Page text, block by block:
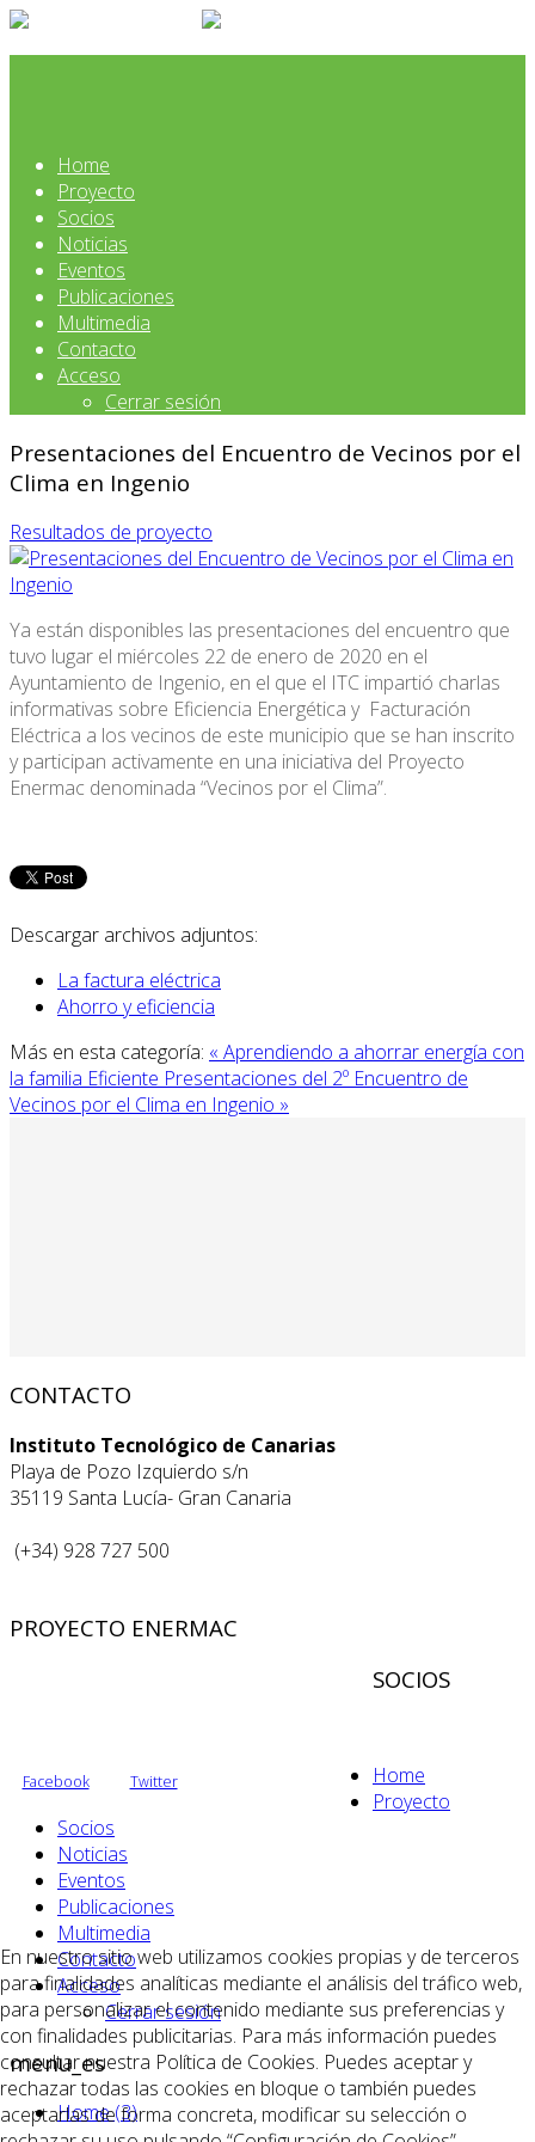
Home
Proyecto
Socios
Noticias
Eventos
Publicaciones
Multimedia
Contacto
Acceso
Cerrar sesión
Presentaciones del Encuentro de Vecinos por el
Clima en Ingenio
Resultados de proyecto
Ya están disponibles las presentaciones del encuentro que
tuvo lugar el miércoles 22 de enero de 2020 en el
Ayuntamiento de Ingenio, en el que el ITC impartió charlas
informativas sobre Eficiencia Energética y Facturación
Eléctrica a los vecinos de este municipio que se han inscrito
y participan activamente en una iniciativa del Proyecto
Enermac denominada “Vecinos por el Clima”.
Descargar archivos adjuntos:
La factura eléctrica
Ahorro y eficiencia
Más en esta categoría: « Aprendiendo a ahorrar energía con
la familia Eficiente Presentaciones del 2º Encuentro de
Vecinos por el Clima en Ingenio »
CONTACTO
Instituto Tecnológico de Canarias
Playa de Pozo Izquierdo s/n
35119 Santa Lucía- Gran Canaria
(+34) 928 727 500
PROYECTO ENERMAC
Facebook Twitter
SOCIOS
Home
Proyecto
Socios
Noticias
Eventos
Publicaciones
Multimedia
Contacto
Acceso
Cerrar sesión
menu_es
Home (3)
En nuestro sitio web utilizamos cookies propias y de terceros
para finalidades analíticas mediante el análisis del tráfico web,
para personalizar el contenido mediante sus preferencias y
con finalidades publicitarias. Para más información puedes
consultar nuestra Política de Cookies. Puedes aceptar y
rechazar todas las cookies en bloque o también puedes
aceptarlas de forma concreta, modificar su selección o